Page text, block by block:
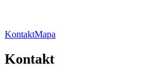
KontaktMapa
Kontakt